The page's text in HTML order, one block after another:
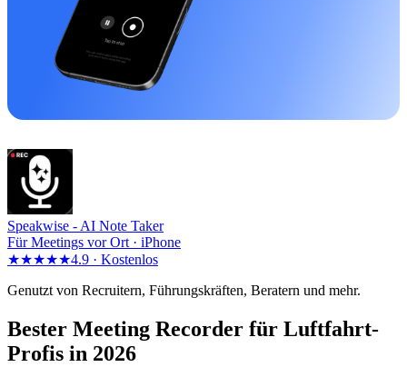
Speakwise - AI Note Taker
Für Meetings vor Ort · iPhone
★★★★★4.9 · Kostenlos
Genutzt von Recruitern, Führungskräften, Beratern und mehr.
Bester Meeting Recorder für Luftfahrt-
Profis in 2026